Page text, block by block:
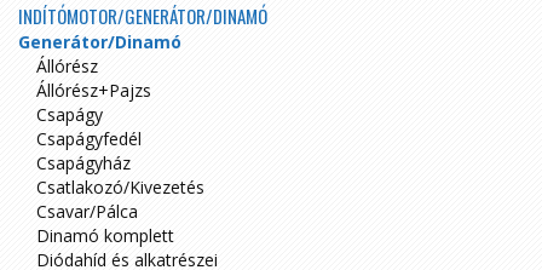
INDÍTÓMOTOR/GENERÁTOR/DINAMÓ
Generátor/Dinamó
Állórész
Állórész+Pajzs
Csapágy
Csapágyfedél
Csapágyház
Csatlakozó/Kivezetés
Csavar/Pálca
Dinamó komplett
Diódahíd és alkatrészei